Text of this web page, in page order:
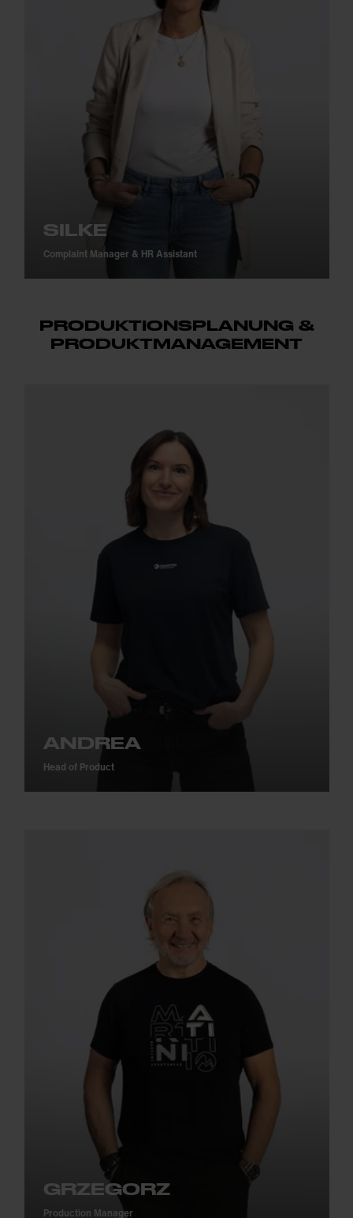
SILKE
Complaint Manager & HR Assistant
PRODUKTIONSPLANUNG &
PRODUKTMANAGEMENT
ANDREA
Head of Product
GRZEGORZ
Production Manager